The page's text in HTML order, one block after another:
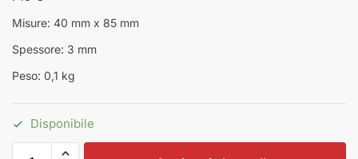
Misure: 40 mm x 85 mm
Spessore: 3 mm
Peso: 0,1 kg
Disponibile